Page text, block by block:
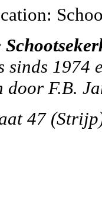
sinds 1974
door F.B.
47